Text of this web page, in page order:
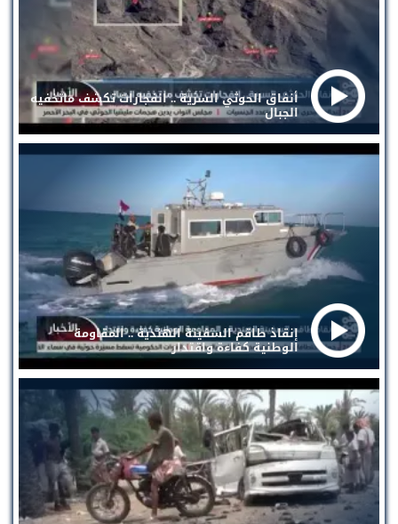
أنفاق الحوثي السرية .. انفجارات تكشف ماتخفيه
الجبال
إنقاذ طاقم السفينة الهندية .. المقاومة
الوطنية كفاءة واقتدار